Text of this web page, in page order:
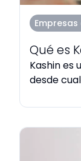
Qué es
Kashin es
desde